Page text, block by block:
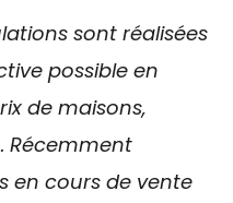
sont réalisées
possible en
de maisons,
Récemment
en cours de vente